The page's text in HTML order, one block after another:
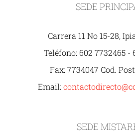
SEDE
Carrera 11 No 15-28,
Teléfono: 602 7732465 -
Fax: 7734047 Cod.
Email:
SEDE